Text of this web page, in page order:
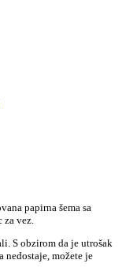
papirna šema sa
za vez.
S obzirom da je utrošak
nedostaje, možete je